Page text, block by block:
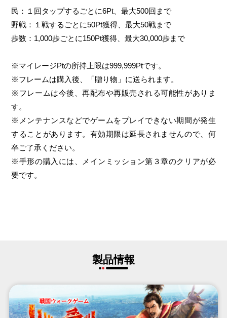
民：１回タップするごとに6Pt、最大500回まで
野戦：１戦するごとに50Pt獲得、最大50戦まで
歩数：1,000歩ごとに150Pt獲得、最大30,000歩まで
※マイレージPtの所持上限は999,999Ptです。
※フレームは購入後、「贈り物」に送られます。
※フレームは今後、再配布や再販売される可能性がありま
す。
※メンテナンスなどでゲームをプレイできない期間が発生
することがあります。有効期限は延長されませんので、何
卒ご了承ください。
※手形の購入には、メインミッション第３章のクリアが必
要です。
製品情報